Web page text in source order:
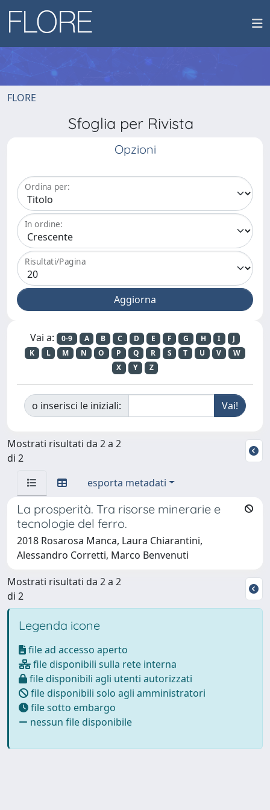
FLORE
Sfoglia per Rivista
Opzioni
Ordina per:
In ordine:
Risultati/Pagina
Vai a: 0-9 A B C D E F G H I
J
K
L M N O P Q R S T U V
W
X
Y Z
o inserisci le iniziali:
Mostrati risultati da 2 a 2
di 2
esporta metadati
La prosperità. Tra risorse minerarie e
tecnologie del ferro.
2018 Rosarosa Manca, Laura Chiarantini,
Alessandro Corretti, Marco Benvenuti
Mostrati risultati da 2 a 2
di 2
Legenda icone
file ad accesso aperto
file disponibili sulla rete interna
file disponibili agli utenti autorizzati
file disponibili solo agli amministratori
file sotto embargo
nessun file disponibile